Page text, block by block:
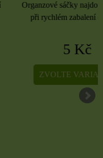
Organzové sáčky najdou
při rychlém zabalení
5 Kč
ZVOLTE